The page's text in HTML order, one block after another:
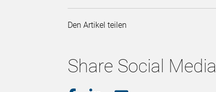
Den Artikel teilen
Share Social Media